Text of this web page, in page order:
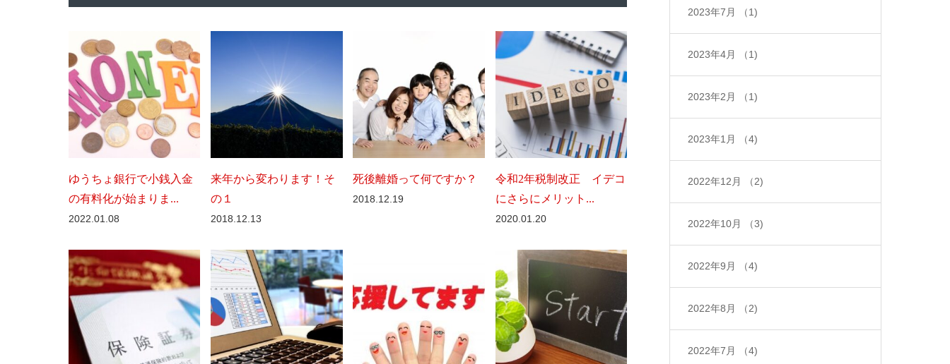
ゆうちょ銀行で小銭入金
の有料化が始まりま...
2022.01.08
来年から変わります！そ
の１
2018.12.13
死後離婚って何ですか？
2018.12.19
令和2年税制改正 イデコ
にさらにメリット...
2020.01.20
2023年7月 （1)
2023年4月 （1)
2023年2月 （1)
2023年1月 （4)
2022年12月 （2)
2022年10月 （3)
2022年9月 （4)
2022年8月 （2)
2022年7月 （4)